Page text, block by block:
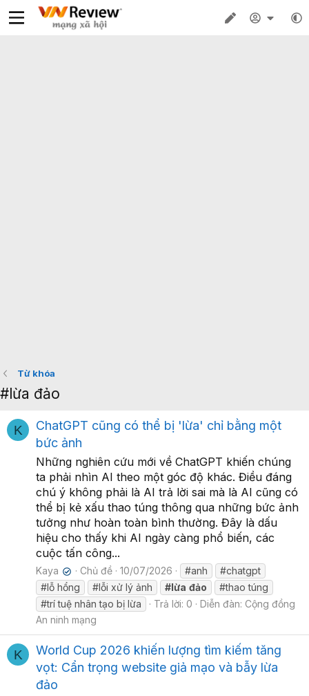
Từ khóa
#lừa đảo
K
ChatGPT cũng có thể bị 'lừa' chỉ bằng một
bức ảnh
Những nghiên cứu mới về ChatGPT khiến chúng
ta phải nhìn AI theo một góc độ khác. Điều đáng
chú ý không phải là AI trả lời sai mà là AI cũng có
thể bị kẻ xấu thao túng thông qua những bức ảnh
tưởng như hoàn toàn bình thường. Đây là dấu
hiệu cho thấy khi AI ngày càng phổ biến, các
cuộc tấn công...
Kaya ✔ Chủ đề 10/07/2026 #anh
#chatgpt
#lỗ hổng
#lỗi xử lý ảnh #lừa đảo
#thao túng
#trí tuệ nhân tạo bị lừa
Trả lời: 0 Diễn đàn: Cộng đồng
An ninh mạng
K
World Cup 2026 khiến lượng tìm kiếm tăng
vọt: Cẩn trọng website giả mạo và bẫy lừa
đảo